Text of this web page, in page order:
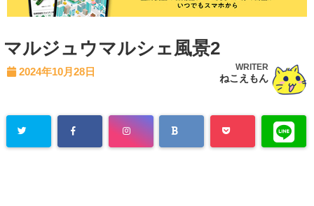
マルジュウマルシェ風景2
2024年10月28日 WRITER
ねこえもん